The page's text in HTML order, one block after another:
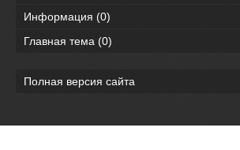
Информация (0)
Главная тема (0)
Полная версия сайта